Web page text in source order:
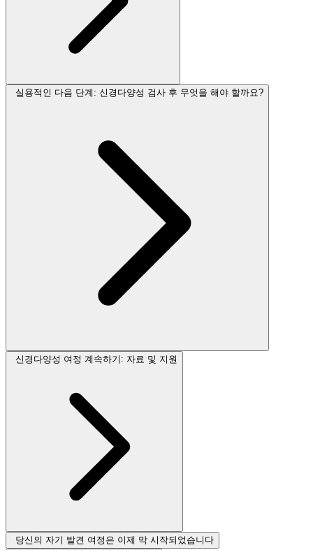
실용적인 다음 단계: 신경다양성 검사 후 무엇을 해야 할까요?
신경다양성 여정 계속하기: 자료 및 지원
당신의 자기 발견 여정은 이제 막 시작되었습니다